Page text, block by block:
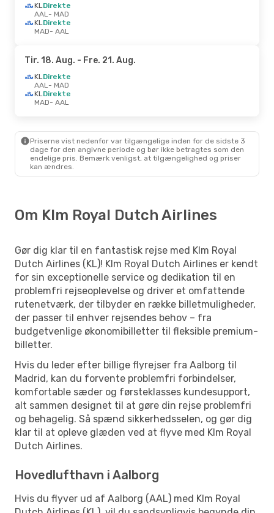
KLDirekte
AAL- MAD
KLDirekte
MAD- AAL
Tir. 18. Aug. - Fre. 21. Aug.
KLDirekte
AAL- MAD
KLDirekte
MAD- AAL
Priserne vist nedenfor var tilgængelige inden for de sidste 3
dage for den angivne periode og bør ikke betragtes som den
endelige pris. Bemærk venligst, at tilgængelighed og priser
kan ændres.
Om Klm Royal Dutch Airlines
Gør dig klar til en fantastisk rejse med Klm Royal
Dutch Airlines (KL)! Klm Royal Dutch Airlines er kendt
for sin exceptionelle service og dedikation til en
problemfri rejseoplevelse og driver et omfattende
rutenetværk, der tilbyder en række billetmuligheder,
der passer til enhver rejsendes behov – fra
budgetvenlige økonomibilletter til fleksible premium-
billetter.
Hvis du leder efter billige flyrejser fra Aalborg til
Madrid, kan du forvente problemfri forbindelser,
komfortable sæder og førsteklasses kundesupport,
alt sammen designet til at gøre din rejse problemfri
og behagelig. Så spænd sikkerhedsselen, og gør dig
klar til at opleve glæden ved at flyve med Klm Royal
Dutch Airlines.
Hovedlufthavn i Aalborg
Hvis du flyver ud af Aalborg (AAL) med Klm Royal